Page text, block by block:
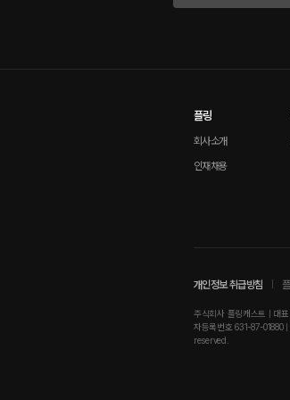
플링
회사소개
인재채용
개인정보 취급방침
주식회사 플링캐스트 | 대
자등록번호 631-87-
reserved.